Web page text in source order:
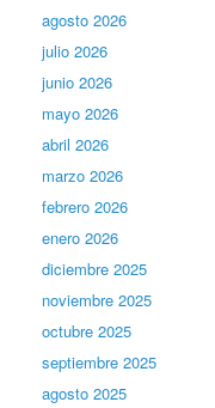
agosto 2026
julio 2026
junio 2026
mayo 2026
abril 2026
marzo 2026
febrero 2026
enero 2026
diciembre 2025
noviembre 2025
octubre 2025
septiembre 2025
agosto 2025